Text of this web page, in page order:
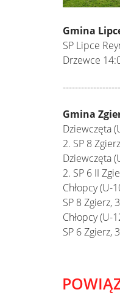
Gmina
SP Lipce
Drzewce
Gmina
Dziewczęta
2. SP 8 Zgierz
Dziewczęta
2. SP 6 II
Chłopcy (U-
SP 8 Zgierz,
Chłopcy (U-
SP 6 Zgierz,